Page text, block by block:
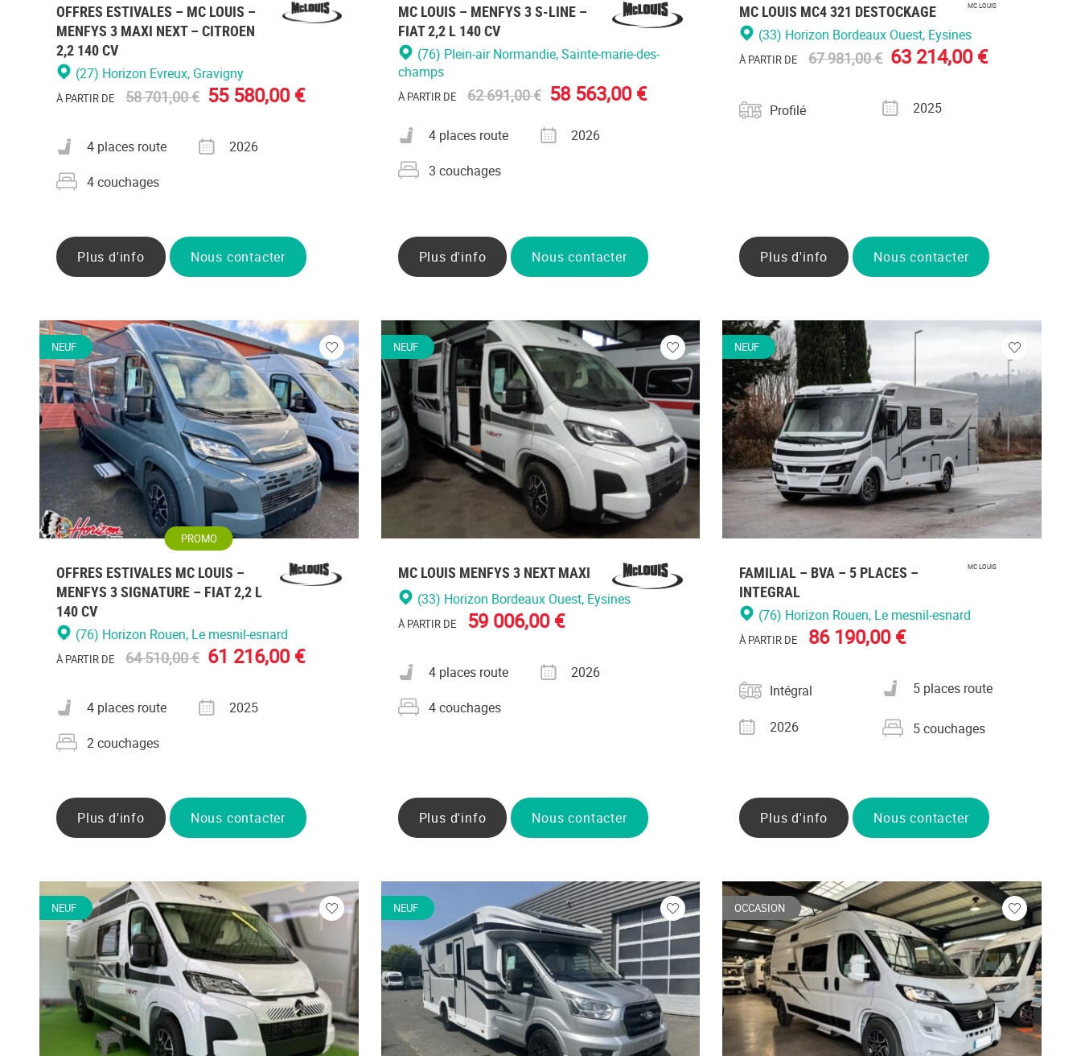
OFFRES ESTIVALES – MC LOUIS –
MENFYS 3 MAXI NEXT – CITROEN
2,2 140 CV
(27) Horizon Evreux, Gravigny
À PARTIR DE 58 701,00 € 55 580,00 €
Nombre de places carte grise
4 places route Année2026
Nombre de couchages
4 couchages
Plus d'info Nous contacter
MC LOUIS – MENFYS 3 S-LINE –
FIAT 2,2 L 140 CV
(76) Plein-air Normandie, Sainte-marie-des-
champs
À PARTIR DE 62 691,00 € 58 563,00 €
Nombre de places carte grise
4 places route Année2026
Nombre de couchages
3 couchages
Plus d'info Nous contacter
MC LOUIS MC4 321 DESTOCKAGE MC LOUIS
(33) Horizon Bordeaux Ouest, Eysines
À PARTIR DE 67 981,00 € 63 214,00 €
Catégorie
Profilé
Année2025
Plus d'info Nous contacter
NEUF
Veuillez
vous
connecter
PROMO
OFFRES ESTIVALES MC LOUIS –
MENFYS 3 SIGNATURE – FIAT 2,2 L
140 CV
(76) Horizon Rouen, Le mesnil-esnard
À PARTIR DE 64 510,00 € 61 216,00 €
Nombre de places carte grise
4 places route Année2025
Nombre de couchages
2 couchages
Plus d'info Nous contacter
NEUF
Veuillez
vous
connecter
MC LOUIS MENFYS 3 NEXT MAXI
(33) Horizon Bordeaux Ouest, Eysines
À PARTIR DE 59 006,00 €
Nombre de places carte grise
4 places route Année2026
Nombre de couchages
4 couchages
Plus d'info Nous contacter
NEUF
Veuillez
vous
FAMILIAL – BVA – 5 PLACES –
INTEGRAL
MC LOUIS
(76) Horizon Rouen, Le mesnil-esnard
À PARTIR DE 86 190,00 €
Catégorie
Intégral
Nombre de places carte
grise
5 places route
Année2026 Nombre de couchages
5 couchages
Plus d'info Nous contacter
NEUF
Veuillez
vous
connecter
NEUF
Veuillez
vous
connecter
OCCASION
Veuillez
vous
connecter